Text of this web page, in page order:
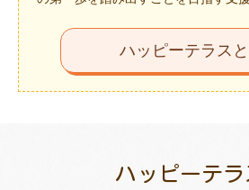
ハッピーテラス
ハッピーテラ